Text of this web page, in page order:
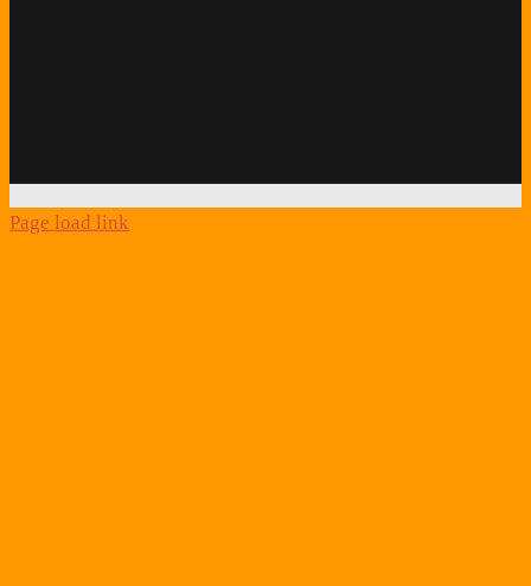
Page load link